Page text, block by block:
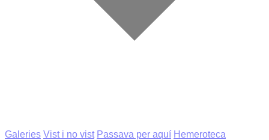
Galeries Vist i no vist Passava per aquí Hemeroteca